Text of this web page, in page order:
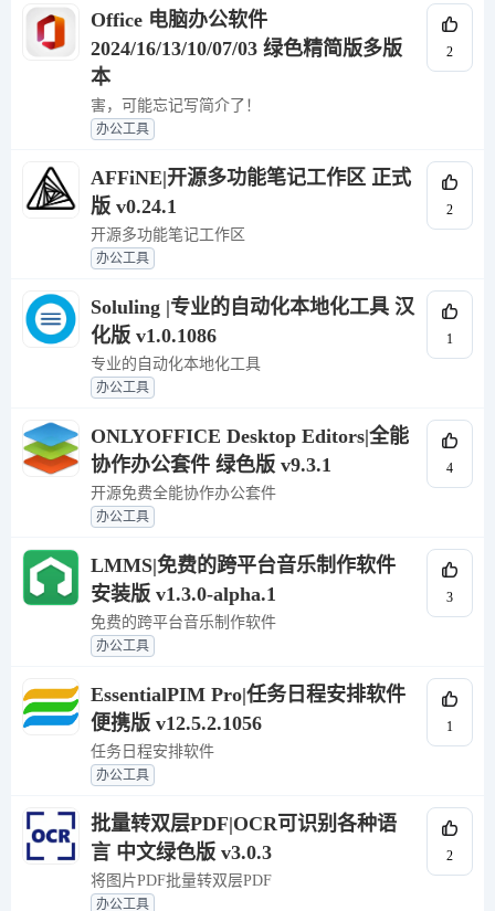
Office 电脑办公软件
2024/16/13/10/07/03 绿色精简版多版
本
害，可能忘记写简介了！
办公工具
2
AFFiNE|开源多功能笔记工作区 正式
版 v0.24.1
开源多功能笔记工作区
办公工具
2
Soluling |专业的自动化本地化工具 汉
化版 v1.0.1086
专业的自动化本地化工具
办公工具
1
ONLYOFFICE Desktop Editors|全能
协作办公套件 绿色版 v9.3.1
开源免费全能协作办公套件
办公工具
4
LMMS|免费的跨平台音乐制作软件
安装版 v1.3.0-alpha.1
免费的跨平台音乐制作软件
办公工具
3
EssentialPIM Pro|任务日程安排软件
便携版 v12.5.2.1056
任务日程安排软件
办公工具
1
批量转双层PDF|OCR可识别各种语
言 中文绿色版 v3.0.3
将图片PDF批量转双层PDF
办公工具
2